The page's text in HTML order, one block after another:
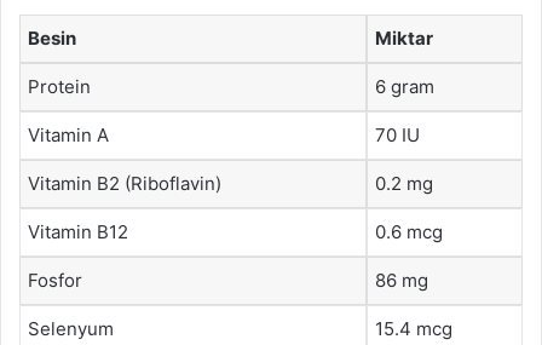
Besin Miktar
Protein 6 gram
Vitamin A 70 IU
Vitamin B2 (Riboflavin) 0.2 mg
Vitamin B12 0.6 mcg
Fosfor 86 mg
Selenyum 15.4 mcg